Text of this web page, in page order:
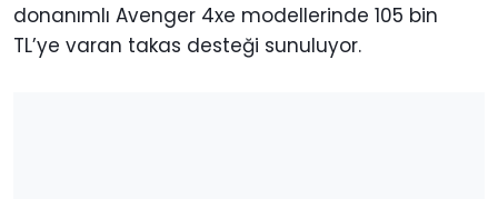
donanımlı Avenger 4xe modellerinde 105 bin
TL’ye varan takas desteği sunuluyor.